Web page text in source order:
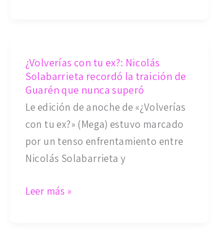
¿Volverías con tu ex?: Nicolás
Solabarrieta recordó la traición de
Guarén que nunca superó
Le edición de anoche de «¿Volverías
con tu ex?» (Mega) estuvo marcado
por un tenso enfrentamiento entre
Nicolás Solabarrieta y
con
tu
Solabarrieta
recordó
traición
Leer más »